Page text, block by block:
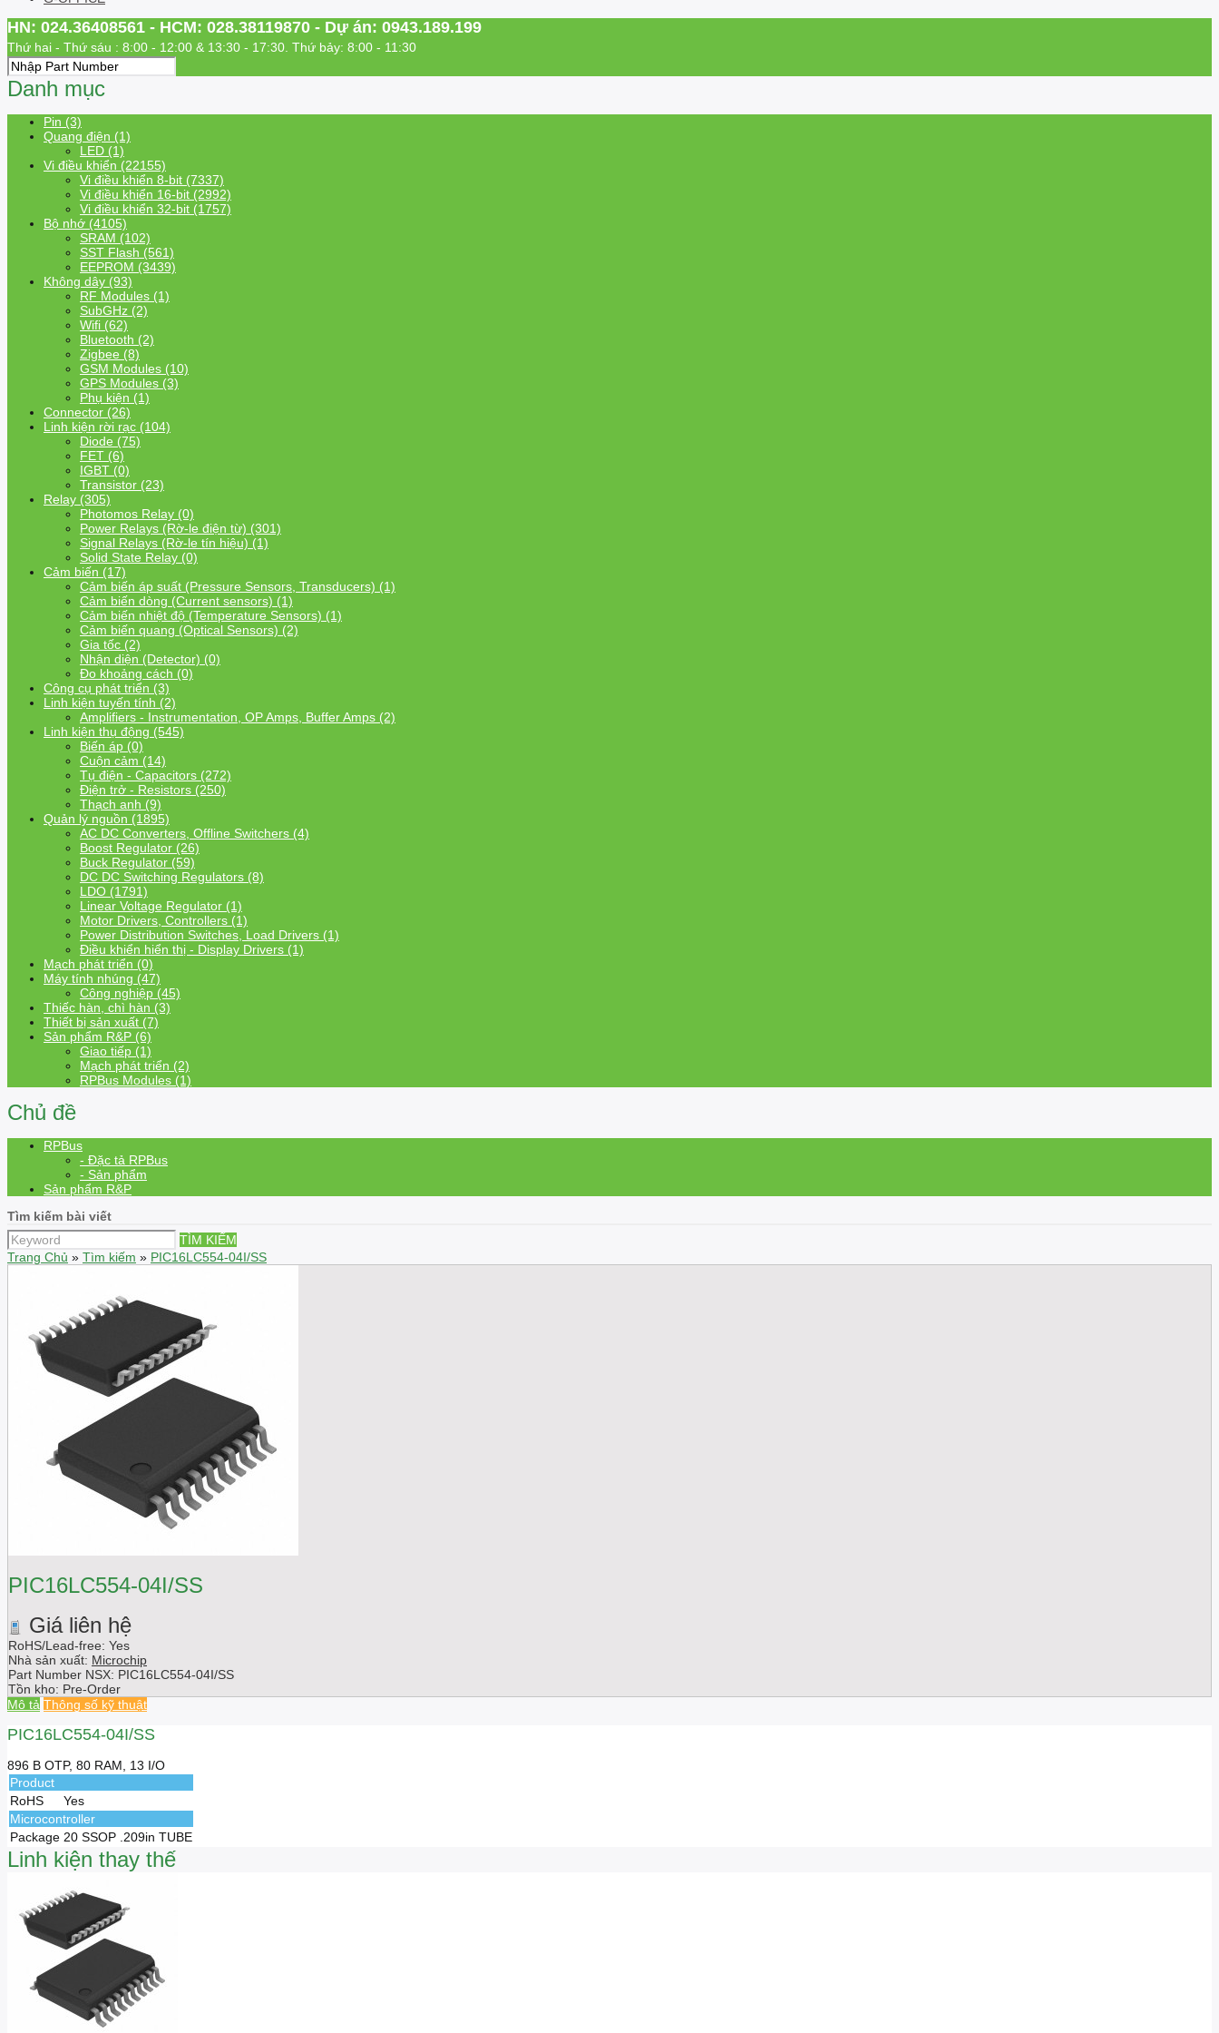
HN: 024.36408561 - HCM: 028.38119870 - Dự án: 0943.189.199
Thứ hai - Thứ sáu : 8:00 - 12:00 & 13:30 - 17:30. Thứ bảy: 8:00 - 11:30
Danh mục
Pin (3)
Quang điện (1)
LED (1)
Vi điều khiển (22155)
Vi điều khiển 8-bit (7337)
Vi điều khiển 16-bit (2992)
Vi điều khiển 32-bit (1757)
Bộ nhớ (4105)
SRAM (102)
SST Flash (561)
EEPROM (3439)
Không dây (93)
RF Modules (1)
SubGHz (2)
Wifi (62)
Bluetooth (2)
Zigbee (8)
GSM Modules (10)
GPS Modules (3)
Phụ kiện (1)
Connector (26)
Linh kiện rời rạc (104)
Diode (75)
FET (6)
IGBT (0)
Transistor (23)
Relay (305)
Photomos Relay (0)
Power Relays (Rờ-le điện từ) (301)
Signal Relays (Rờ-le tín hiệu) (1)
Solid State Relay (0)
Cảm biến (17)
Cảm biến áp suất (Pressure Sensors, Transducers) (1)
Cảm biến dòng (Current sensors) (1)
Cảm biến nhiệt độ (Temperature Sensors) (1)
Cảm biến quang (Optical Sensors) (2)
Gia tốc (2)
Nhận diện (Detector) (0)
Đo khoảng cách (0)
Công cụ phát triển (3)
Linh kiện tuyến tính (2)
Amplifiers - Instrumentation, OP Amps, Buffer Amps (2)
Linh kiện thụ động (545)
Biến áp (0)
Cuộn cảm (14)
Tụ điện - Capacitors (272)
Điện trở - Resistors (250)
Thạch anh (9)
Quản lý nguồn (1895)
AC DC Converters, Offline Switchers (4)
Boost Regulator (26)
Buck Regulator (59)
DC DC Switching Regulators (8)
LDO (1791)
Linear Voltage Regulator (1)
Motor Drivers, Controllers (1)
Power Distribution Switches, Load Drivers (1)
Điều khiển hiển thị - Display Drivers (1)
Mạch phát triển (0)
Máy tính nhúng (47)
Công nghiệp (45)
Thiếc hàn, chì hàn (3)
Thiết bị sản xuất (7)
Sản phẩm R&P (6)
Giao tiếp (1)
Mạch phát triển (2)
RPBus Modules (1)
Chủ đề
RPBus
- Đặc tả RPBus
- Sản phẩm
Sản phẩm R&P
Tìm kiếm bài viết
TÌM KIẾM
Trang Chủ » Tìm kiếm » PIC16LC554-04I/SS
PIC16LC554-04I/SS
Giá liên hệ
RoHS/Lead-free: Yes
Nhà sản xuất: Microchip
Part Number NSX: PIC16LC554-04I/SS
Tồn kho: Pre-Order
Mô tả Thông số kỹ thuật
PIC16LC554-04I/SS
896 B OTP, 80 RAM, 13 I/O
Product
RoHS
Yes
Microcontroller
Package 20 SSOP .209in TUBE
Linh kiện thay thế